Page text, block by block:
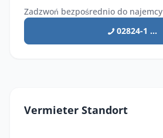
Zadzwoń bezpośrednio do najemcy
02824-1 ...
Vermieter Standort